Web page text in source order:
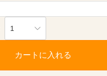
1
カートに入れる